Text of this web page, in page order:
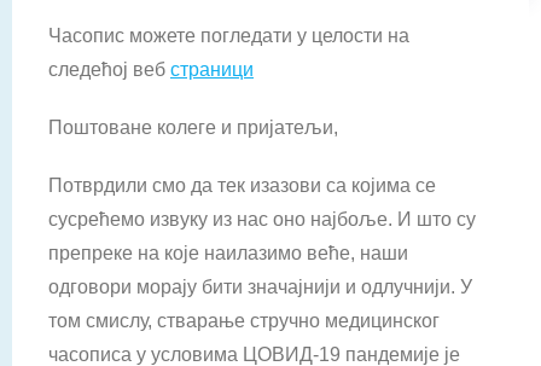
Часопис можете погледати у целости на
следећој веб страници
Поштоване колеге и пријатељи,
Потврдили смо да тек изазови са којима се
сусрећемо извуку из нас оно најбоље. И што су
препреке на које наилазимо веће, наши
одговори морају бити значајнији и одлучнији. У
том смислу, стварање стручно медицин­ског
часописа у условима ЦОВИД-19 пандемије је